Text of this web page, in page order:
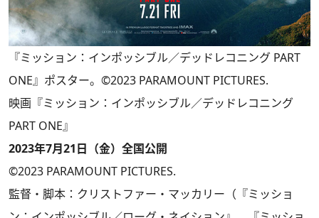
『ミッション：インポッシブル／デッドレコニング PART
ONE』ポスター。©2023 PARAMOUNT PICTURES.
映画『ミッション：インポッシブル／デッドレコニング
PART ONE』
2023年7月21日（金）全国公開
©2023 PARAMOUNT PICTURES.
監督・脚本：クリストファー・マッカリー（『ミッショ